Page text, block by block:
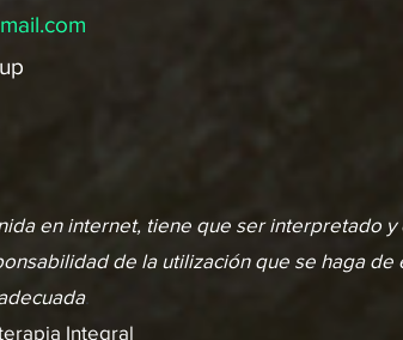
en internet, tiene que ser interpretado
de la utilización que se haga de
.
Integral